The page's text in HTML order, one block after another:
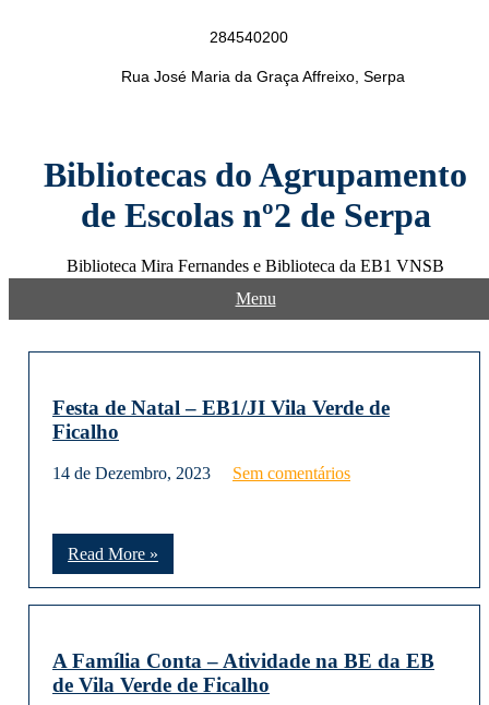
284540200
Rua José Maria da Graça Affreixo, Serpa
Bibliotecas do Agrupamento
de Escolas nº2 de Serpa
Biblioteca Mira Fernandes e Biblioteca da EB1 VNSB
Menu
Festa de Natal – EB1/JI Vila Verde de
Ficalho
14 de Dezembro, 2023 Sem comentários
Read More »
A Família Conta – Atividade na BE da EB
de Vila Verde de Ficalho